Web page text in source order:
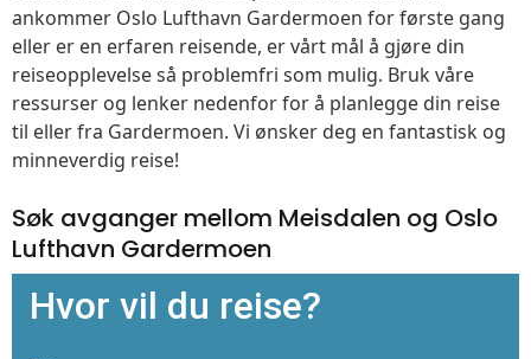
ankommer Oslo Lufthavn Gardermoen for første gang
eller er en erfaren reisende, er vårt mål å gjøre din
reiseopplevelse så problemfri som mulig. Bruk våre
ressurser og lenker nedenfor for å planlegge din reise
til eller fra Gardermoen. Vi ønsker deg en fantastisk og
minneverdig reise!
Søk avganger mellom Meisdalen og Oslo
Lufthavn Gardermoen
Hvor vil du reise?